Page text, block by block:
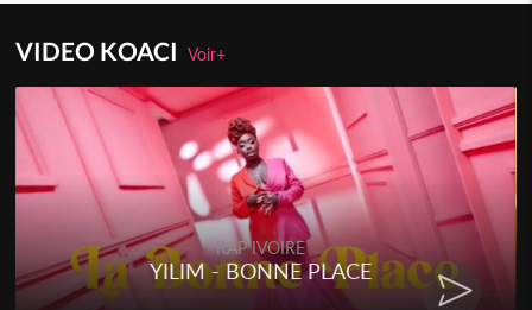
VIDEO KOACIVoir+
RAP IVOIRE
RENARD BARAKISSA - DOS DE
CHAT